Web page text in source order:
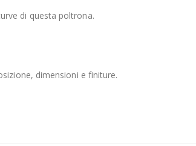
di questa poltrona.
dimensioni e finiture.